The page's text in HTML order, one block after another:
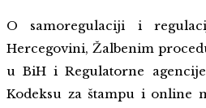
O samoregulaciji i
Hercegovini, Žalbenim
u BiH i Regulatorne
Kodeksu za štampu i online